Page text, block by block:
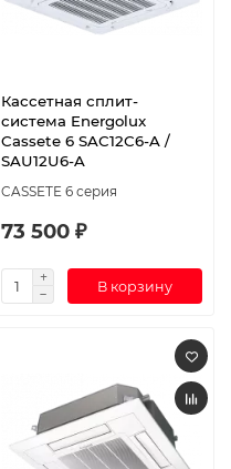
Кассетная сплит-
система Energolux
Cassete 6 SAС12С6-A /
SAU12U6-A
CASSETE 6 серия
73 500 ₽
В корзину